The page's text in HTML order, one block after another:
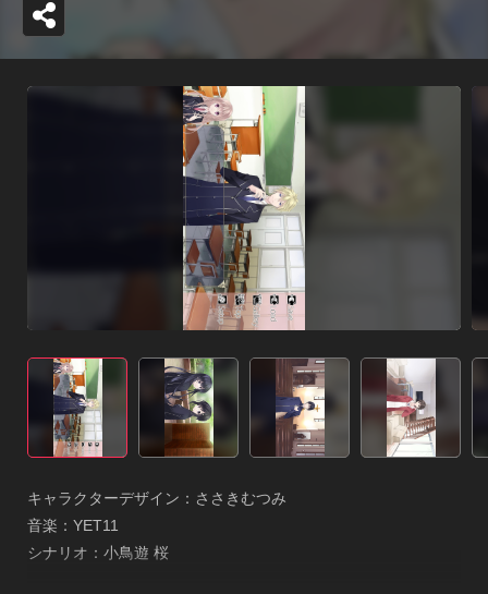
キャラクターデザイン：ささきむつみ
音楽：YET11
シナリオ：小鳥遊 桜